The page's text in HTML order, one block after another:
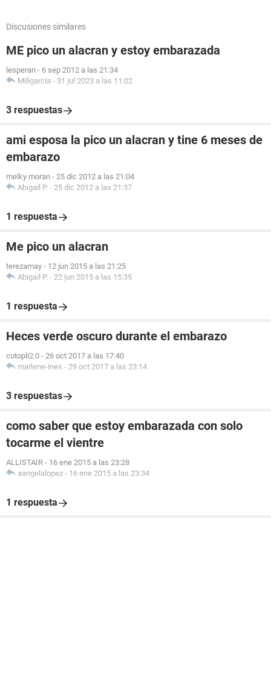
Discusiones similares
ME pico un alacran y estoy embarazada
lesperan - 6 sep 2012 a las 21:34
Miligarcia - 31 jul 2023 a las 11:02
3 respuestas
ami esposa la pico un alacran y tine 6 meses de
embarazo
melky moran - 25 dic 2012 a las 21:04
Abigail P. - 25 dic 2012 a las 21:37
1 respuesta
Me pico un alacran
terezamay - 12 jun 2015 a las 21:25
Abigail P. - 22 jun 2015 a las 15:35
1 respuesta
Heces verde oscuro durante el embarazo
cotopli2.0 - 26 oct 2017 a las 17:40
marlene-ines - 29 oct 2017 a las 23:14
3 respuestas
como saber que estoy embarazada con solo
tocarme el vientre
ALLISTAIR - 16 ene 2015 a las 23:28
aangelalopez - 16 ene 2015 a las 23:34
1 respuesta